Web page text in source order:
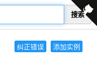
搜索
纠正错误 添加实例